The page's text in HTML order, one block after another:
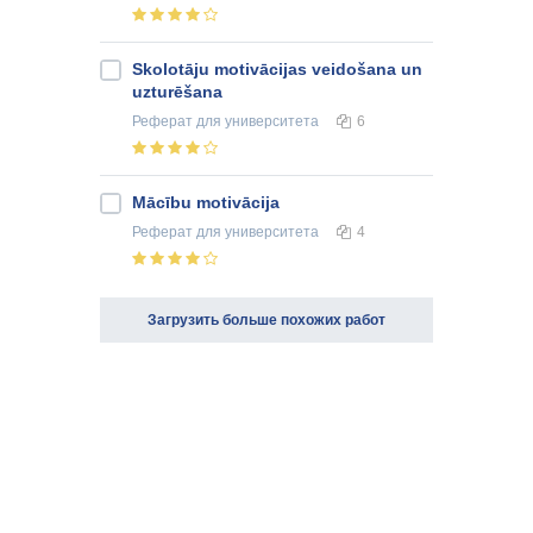
Skolotāju motivācijas veidošana un
uzturēšana
Реферат для университета 6
Mācību motivācija
Реферат для университета 4
Загрузить больше похожих работ